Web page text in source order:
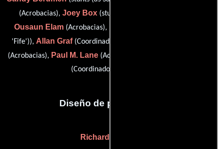
(Acrobacias), Joey Box(stunts (as Richard "Joey" Box)),
Ousaun Elam(Acrobacias),
'Fife')), Allan Graf(Coordinador de dobles),
(Acrobacias), Paul M. Lane (Acrobacias) y
(Coordinador de dobles)
Diseño de producción
Richard Amend